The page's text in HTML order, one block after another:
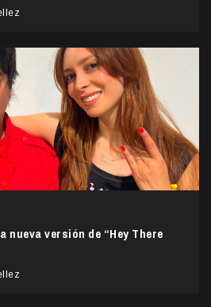
nueva versión de “Hey There